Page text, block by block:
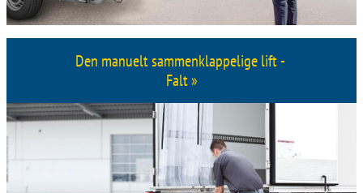
Den manuelt sammenklappelige lift -
Falt »